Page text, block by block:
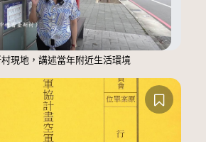
現地，講述當年附近生活環境